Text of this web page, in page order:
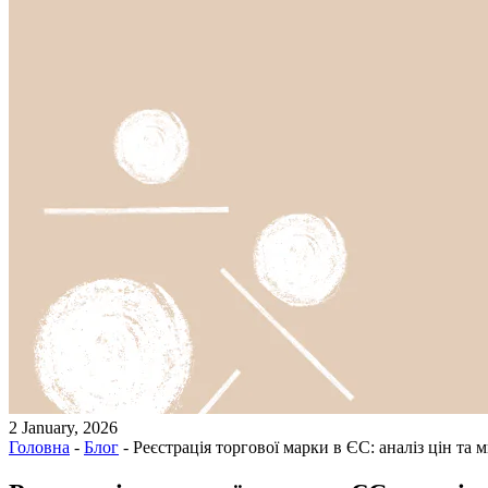
2 January, 2026
Головна - Блог - Реєстрація торгової марки в ЄС: аналіз цін та